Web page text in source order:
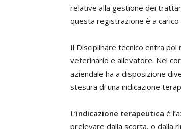
relative alla gestione dei
questa registrazione è a
Il Disciplinare tecnico entra
veterinario e allevatore. Nel
aziendale ha a disposizione
stesura di una indicazione
L’indicazione terapeutica è
prelevare dalla scorta, o dalla